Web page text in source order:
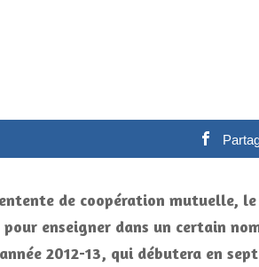
de coopération mutuelle,
enseigner dans un certain
2012-13, qui débutera en